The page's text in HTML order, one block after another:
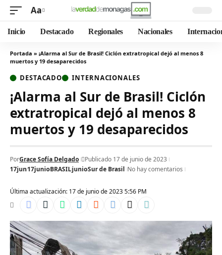
Aa
Inicio Destacado Regionales Nacionales
Portada » ¡Alarma al Sur de Brasil! Ciclón extratropical dejó al menos 8
muertos y 19 desaparecidos
DESTACADO INTERNACIONALES
¡Alarma al Sur de Brasil! Ciclón
extratropical dejó al menos 8
muertos y 19 desaparecidos
Última actualización: 17 de junio de 2023 5:56 PM
PorGrace Sofía Delgado
Publicado 17 de junio de 2023
17jun17junioBRASILjunioSur de Brasil No hay comentarios